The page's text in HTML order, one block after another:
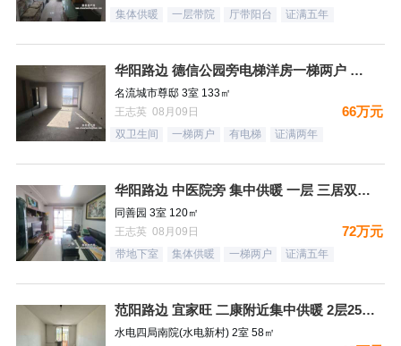
集体供暖 一层带院 厅带阳台 证满五年
华阳路边 德信公园旁电梯洋房一梯两户 三居双卫 66万！
名流城市尊邸 3室 133㎡
王志英 08月09日
66万元
双卫生间 一梯两户 有电梯 证满两年
华阳路边 中医院旁 集中供暖 一层 三居双卫72万
同善园 3室 120㎡
王志英 08月09日
72万元
带地下室 集体供暖 一梯两户 证满五年
范阳路边 宜家旺 二康附近集中供暖 2层25万！
水电四局南院(水电新村) 2室 58㎡